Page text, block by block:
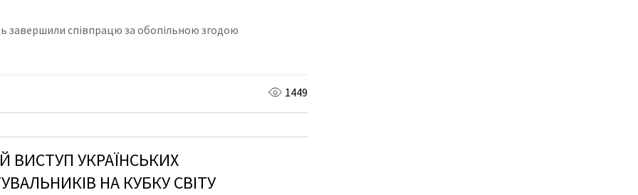
завершили співпрацю за обопільною згодою
1449
ВИСТУП УКРАЇНСЬКИХ
НА КУБКУ СВІТУ